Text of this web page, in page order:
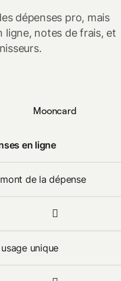
dépenses pro, mais
ligne, notes de frais, et
Mooncard
en ligne
de la dépense
unique